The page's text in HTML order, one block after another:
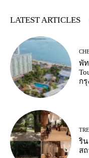
LATEST ARTICLES
พั
ก
ริน
ส